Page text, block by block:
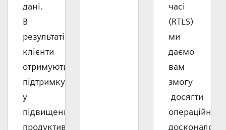
дані.
В
результаті
клієнти
отримують
підтримку
у
підвищенні
продуктивності
часі
(RTLS)
ми
даємо
вам
змогу
досягти
операційної
досконалості